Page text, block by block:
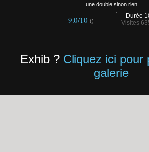
une double sinon rien
Durée
Visites
9.0/10 ()
Exhib ? Cliquez ici pour
galerie